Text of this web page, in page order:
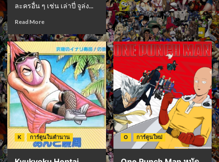
ละครอื่น ๆ เช่น เล่าปี่ จูล่ง...
Read More
K การ์ตูนในตำนาน O การ์ตูนใหม่